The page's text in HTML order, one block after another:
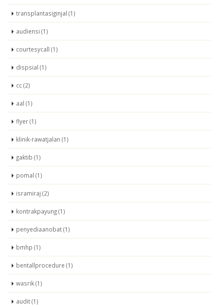
transplantasiginjal (1)
audiensi (1)
courtesycall (1)
dispsial (1)
cc (2)
aal (1)
flyer (1)
klinik-rawatjalan (1)
gaktib (1)
pomal (1)
isramiraj (2)
kontrakpayung (1)
penyediaanobat (1)
bmhp (1)
bentallprocedure (1)
wasrik (1)
audit (1)